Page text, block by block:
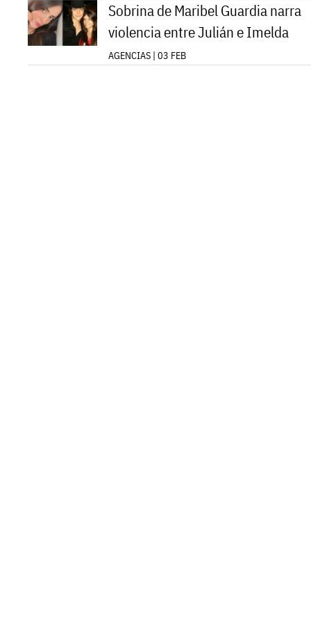
Sobrina de Maribel Guardia narra
violencia entre Julián e Imelda
AGENCIAS | 03 FEB